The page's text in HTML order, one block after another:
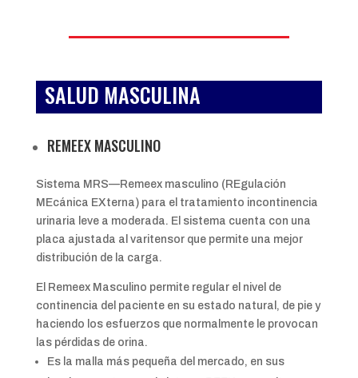
SALUD MASCULINA
REMEEX MASCULINO
Sistema MRS—Remeex masculino (REgulación
MEcánica EXterna) para el tratamiento incontinencia
urinaria leve a moderada. El sistema cuenta con una
placa ajustada al varitensor que permite una mejor
distribución de la carga.
El Remeex Masculino permite regular el nivel de
continencia del paciente en su estado natural, de pie y
haciendo los esfuerzos que normalmente le provocan
las pérdidas de orina.
Es la malla más pequeña del mercado, en sus